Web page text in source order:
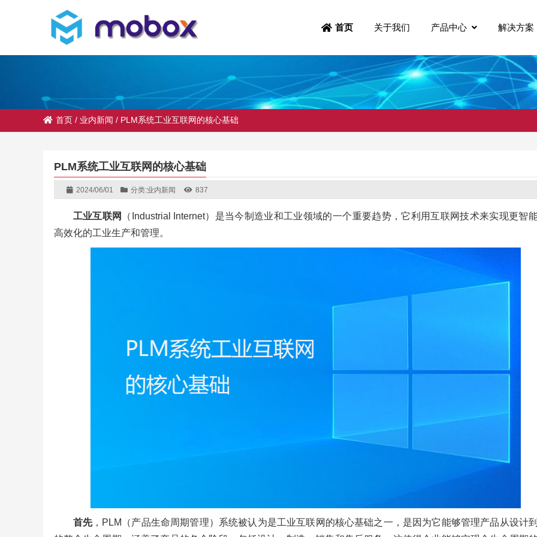
首页 关于我们 产品中心 解决方案
首页 / 业内新闻 / PLM系统工业互联网的核心基础
PLM系统工业互联网的核心基础
2024/06/01 分类:业内新闻 837
工业互联网
（Industrial Internet）是当今制造业和工业领域的一个重要趋势，它利用互联网技术来实现更智
高效化的工业生产和管理。
首先，PLM（产品生命周期管理）系统被认为是工业互联网的核心基础之一，是因为它能够管理产品从设计